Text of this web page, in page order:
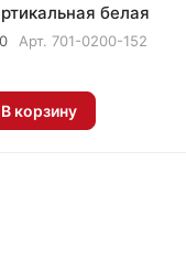
белая
0 Арт. 701-0200-152
В корзину